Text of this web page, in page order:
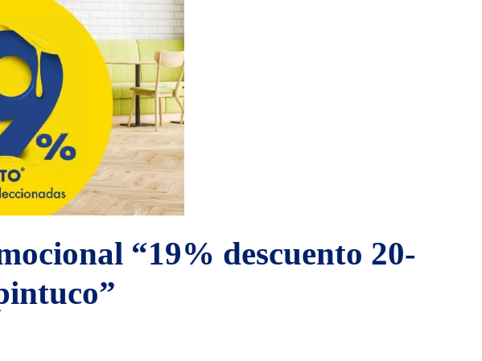
“19% descuento 20-